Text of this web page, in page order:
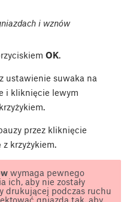
i wznów
OK.
ustawienie suwaka na
i kliknięcie lewym
przez kliknięcie
krzyżykiem.
wymaga pewnego
ich, aby nie zostały
drukującej podczas ruchu
gniazda tak, aby